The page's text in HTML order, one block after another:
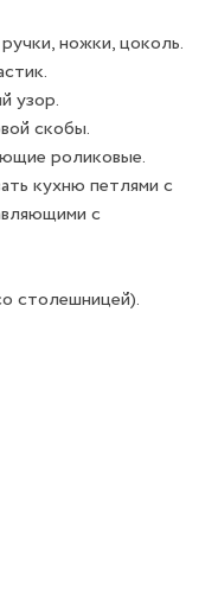
ножки, цоколь.
узор.
скобы.
роликовые.
кухню петлями с
с
столешницей).